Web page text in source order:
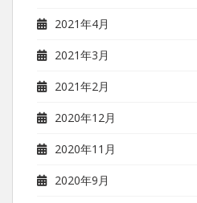
2021年4月
2021年3月
2021年2月
2020年12月
2020年11月
2020年9月